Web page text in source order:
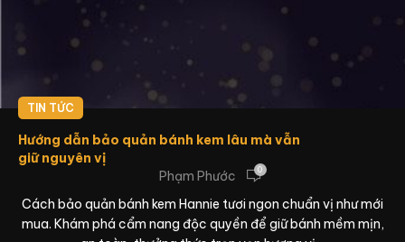
TIN TỨC
Hướng dẫn bảo quản bánh kem lâu mà vẫn
giữ nguyên vị
Phạm Phước
0
Cách bảo quản bánh kem Hannie tươi ngon chuẩn vị như mới
mua. Khám phá cẩm nang độc quyền để giữ bánh mềm mịn,